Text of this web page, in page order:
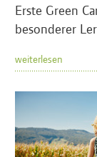
Erste Green
besonderer
weiterlesen